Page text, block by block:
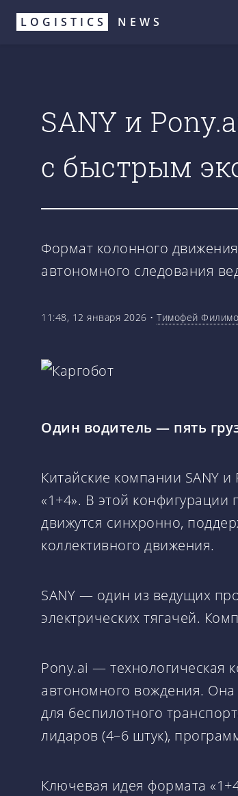
Перейти
LOGISTICS NEWS
SANY и
с быстрым
Формат колонного
автономного следования
11:48, 12 января 2026 • Тимофей
Один водитель — пять
Китайские компании SANY
«1+4». В этой
движутся синхронно,
коллективного движения.
SANY — один из ведущих
электрических тягачей.
Pony.ai — технологическая
автономного вождения.
для беспилотного
лидаров (4–6 штук),
Ключевая идея формата